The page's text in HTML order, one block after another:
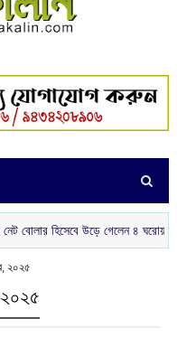
হিসেবে উড়ে গেলেন ৪ ঘরোয়া স্পিনার
২০২৫